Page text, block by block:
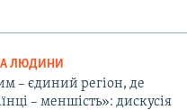
ЛЮДИНИ
– єдиний регіон, де
– меншість»: дискусія